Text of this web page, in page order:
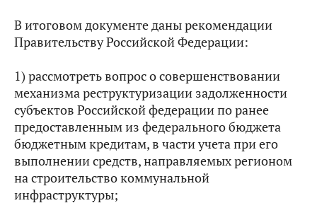
В итоговом документе даны рекомендации
Правительству Российской Федерации:
1) рассмотреть вопрос о совершенствовании
механизма реструктуризации задолженности
субъектов Российской федерации по ранее
предоставленным из федерального бюджета
бюджетным кредитам, в части учета при его
выполнении средств, направляемых регионом
на строительство коммунальной
инфраструктуры;